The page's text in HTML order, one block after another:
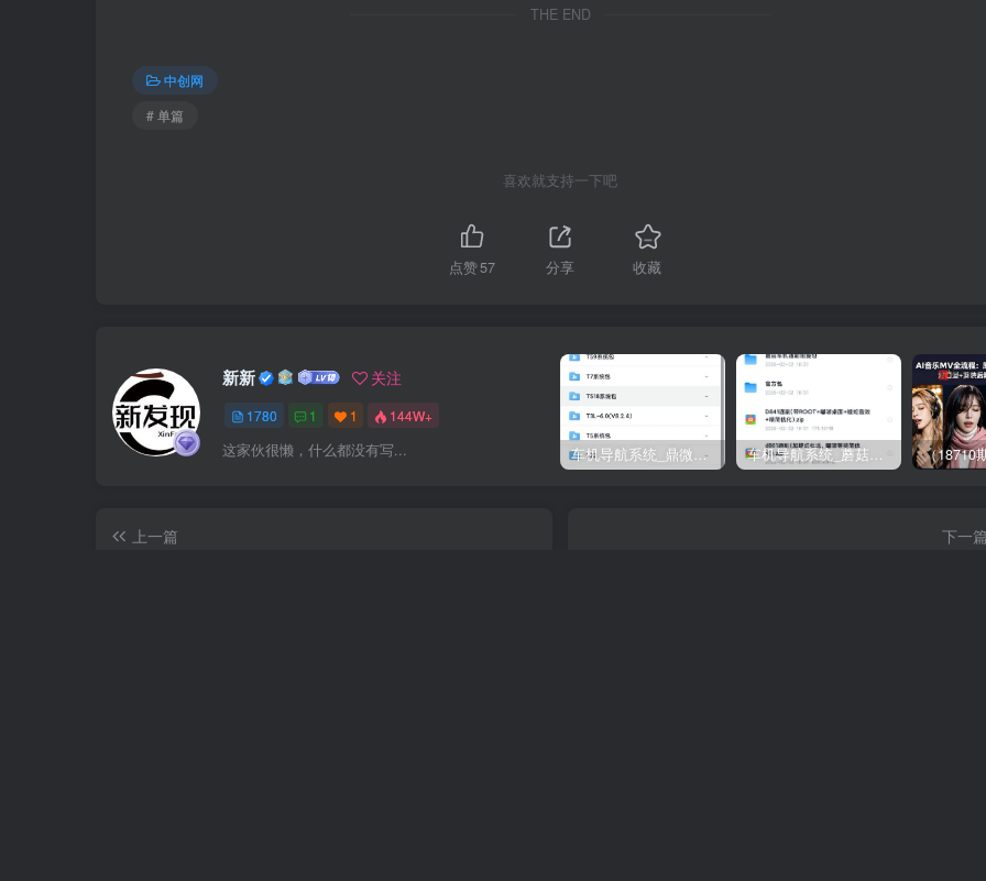
THE END
中创网
# 单篇
喜欢就支持一下吧
点赞57 分享 收藏
新新 关注
1780 1 1 144W+
这家伙很懒，什么都没有写... 车机导航系统_鼎微方案_刷机升级固件包 车机导航系统_蘑菇车机_刷机升级固件包
上一篇
下一